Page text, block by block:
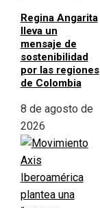
Regina Angarita
lleva un
mensaje de
sostenibilidad
por las regiones
de Colombia
8 de agosto de
2026